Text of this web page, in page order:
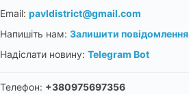
Email: pavldistrict@gmail.com
Напишіть нам: Залишити повідомлення
Надіслати новину: Telegram Bot
Телефон: +380975697356